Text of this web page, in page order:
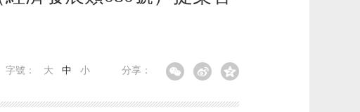
分享：
字號： 大 中 小